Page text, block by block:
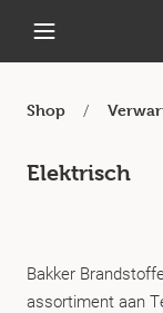
Shop /
Elektrisch
Bakker
assortiment aan